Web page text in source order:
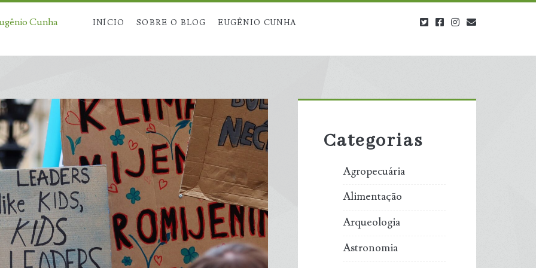
Cunha INÍCIO SOBRE O BLOG EUGÊNIO CUNHA twitterfacebookinstagram
Sidebar
Categorias
Agropecuária
Alimentação
Arqueologia
Astronomia